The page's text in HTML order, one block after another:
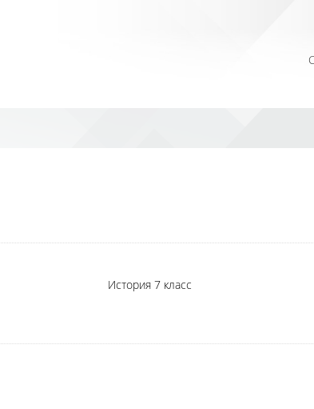
История 7 класс